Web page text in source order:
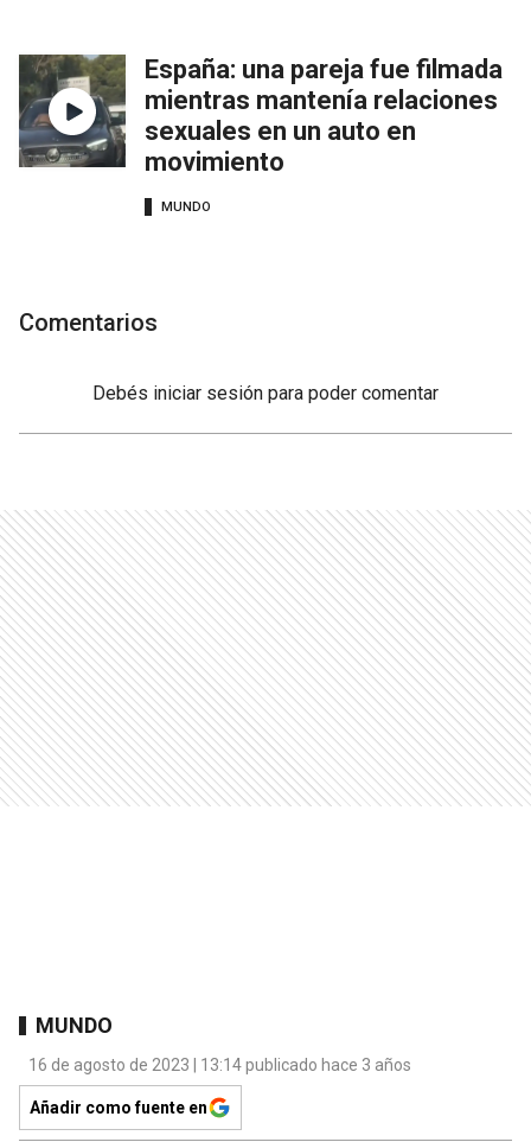
España: una pareja fue filmada
mientras mantenía relaciones
sexuales en un auto en
movimiento
MUNDO
Comentarios
Debés iniciar sesión para poder comentar
MUNDO
16 de agosto de 2023 | 13:14 publicado hace 3 años
Añadir como fuente en